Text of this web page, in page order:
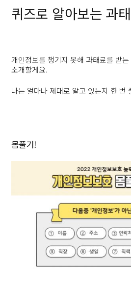
퀴즈로 알아보는 과
개인정보를 챙기지 못해 과태료를 받
소개할게요.
나는 얼마나 제대로 알고 있는지 한 번
몸풀기!